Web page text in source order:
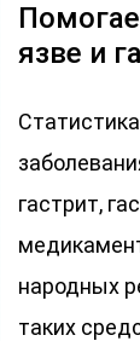
язве и
гастрит,
народных
таких